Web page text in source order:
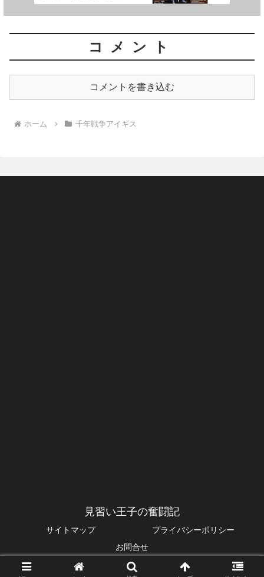
コメント
コメントを書き込む
ホーム 千年戦争アイギス
見習い王子の奮闘記
サイトマップ
プライバシーポリシー
お問合せ
© 2014 見習い王子の奮闘記.